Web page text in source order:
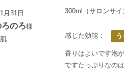
月31日
のろ様
300ml（サロンサイ
感じた効能：
香りはよいです泡
ですたっぷりなの